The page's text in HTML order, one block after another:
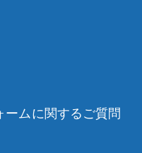
ームに関するご質問